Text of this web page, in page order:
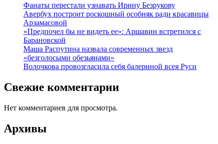
Фанаты перестали узнавать Ирину Безрукову
Авербух построит роскошный особняк ради красавицы
Арзамасовой
«Предпочел бы не видеть ее»: Аршавин встретился с
Барановской
Маша Распутина назвала современных звезд
«безголосыми обезьянами»
Волочкова провозгласила себя балериной всея Руси
Свежие комментарии
Нет комментариев для просмотра.
Архивы